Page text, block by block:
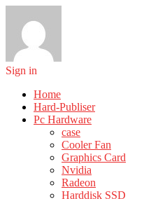
Sign in
Home
Hard-Publiser
Pc Hardware
case
Cooler Fan
Graphics Card
Nvidia
Radeon
Harddisk SSD